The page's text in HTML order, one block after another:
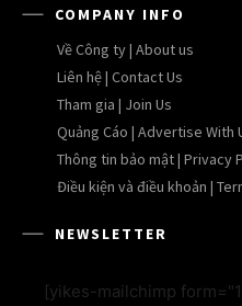
COMPANY INFO
Về Công ty | About us
Liên hệ | Contact Us
Tham gia | Join Us
Quảng Cáo | Advertise With
Thông tin bảo mật | Privacy
Điều kiện và điều khoản |
NEWSLETTER
[yikes-mailchimp